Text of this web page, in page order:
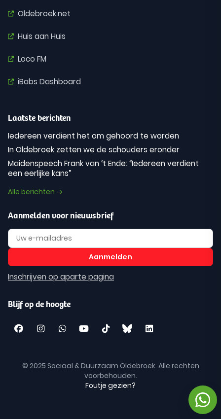
Oldebroek.net
Huis aan Huis
Loco FM
iBabs Dashboard
Laatste berichten
Iedereen verdient het om gehoord te worden
In Oldebroek zetten we de schouders eronder
Maidenspeech Frank van ‘t Ende: “Iedereen verdient
een eerlijke kans”
Alle berichten →
Aanmelden voor nieuwsbrief
Inschrijven op aparte pagina
Blijf op de hoogte
© 2025 Sociaal & Duurzaam Oldebroek. Alle rechten
voorbehouden.
Foutje gezien?